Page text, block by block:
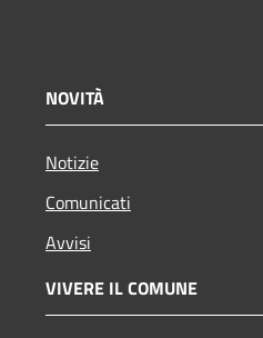
NOVITÀ
Notizie
Comunicati
Avvisi
VIVERE IL COMUNE